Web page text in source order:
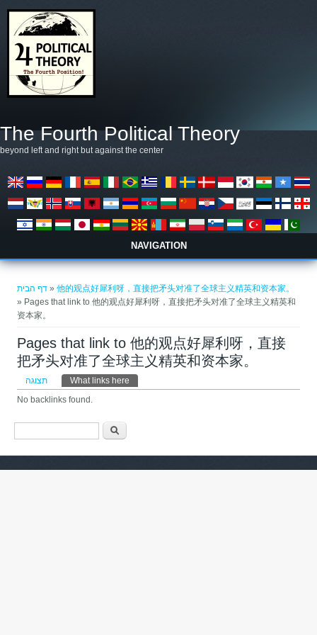
The Fourth Political Theory
beyond left and right but against the center
NAVIGATION
דף הבית »他的观点好犀利呀，直接把矛头对准了全球主义精英和资本家。
» Pages that link to 他的观点好犀利呀，直接把矛头对准了全球主义精英和
资本家。
Pages that link to 他的观点好犀利呀，直接
把矛头对准了全球主义精英和资本家。
לשוניות ראשיות
תצוגה What links here
No backlinks found.